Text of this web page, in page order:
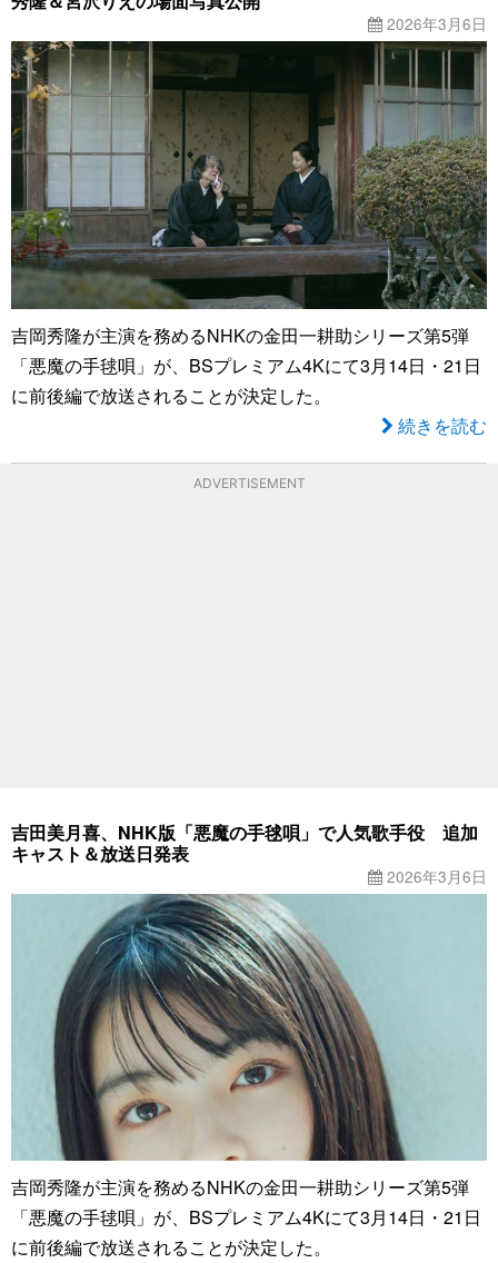
2026年3月6日
吉岡秀隆が主演を務めるNHKの金田一耕助シリーズ第5弾
「悪魔の手毬唄」が、BSプレミアム4Kにて3月14日・21日
に前後編で放送されることが決定した。
続きを読む
ADVERTISEMENT
吉田美月喜、NHK版「悪魔の手毬唄」で人気歌手役 追加
キャスト＆放送日発表
2026年3月6日
吉岡秀隆が主演を務めるNHKの金田一耕助シリーズ第5弾
「悪魔の手毬唄」が、BSプレミアム4Kにて3月14日・21日
に前後編で放送されることが決定した。